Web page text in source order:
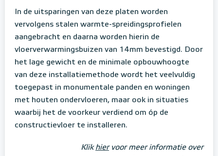
In de uitsparingen van deze platen worden
vervolgens stalen warmte-spreidingsprofielen
aangebracht en daarna worden hierin de
vloerverwarmingsbuizen van 14mm bevestigd. Door
het lage gewicht en de minimale opbouwhoogte
van deze installatiemethode wordt het veelvuldig
toegepast in monumentale panden en woningen
met houten ondervloeren, maar ook in situaties
waarbij het de voorkeur verdiend om óp de
constructievloer te installeren.
Klikhiervoor meer informatie over